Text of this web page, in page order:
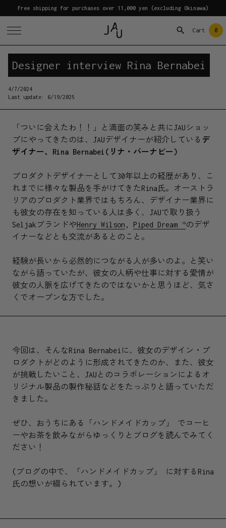
Free shipping for purchases over 11,000 yen (excluding Okinawa)
Cart 0
Designer interview Rina Bernabei
4/7/2024
Last update: 6/19/2025
「ついに会えたわ！！」と満面の笑みと共にJAUショッ
プにやってきたのは、JAUデザイナーが紹介している デ
ザイナー、Rina Bernabei(リナ・バーナビー)
プロダクトデザイナーとして30年以上の経歴があり、こ
れまでに様々な製品を手がけてきたRina氏。オーストラ
リアのプロダクト業界ではもちろん、デザイナー業界に
も彼女の存在を知っている人は多く、JAUで取り扱う
SeljakブランドやHenry Wilson , Piped Dream 10 のデザ
イナーなどとも交流があるとのこと。
経験が長いから必然的につながる人が多いのよ。と笑い
ながら語っていたが、彼女の人柄や仕事に対する愛情が
彼女の人脈を広げてきたのではないかと思うほど、気さ
くでオープンな方でした。
今回は、そんなRina Bernabeiに、彼女のデザイン・プ
ロダクトがどのように形成されてきたのか、また、彼女
が挑戦したいこと、JAUとのコラボレーションによるオ
リジナル製品の製作秘話などをたっぷりと語っていただ
きました。
ぜひ、おうちにある「ハンドメイドカップ」 でコーヒ
ーやお茶を飲みながらゆっくりとブログを読んでみてく
ださい！
(ブログの中で、「ハンドメイドカップ」 に対するRina
氏の想いが綴られています。)